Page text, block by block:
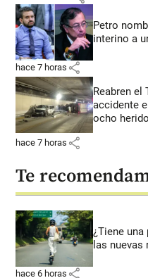
Petro
interino a
hace 7 horas share
Reabren el
accidente
ocho
hace 7 horas share
Te
¿Tiene
las
hace 6 horas share